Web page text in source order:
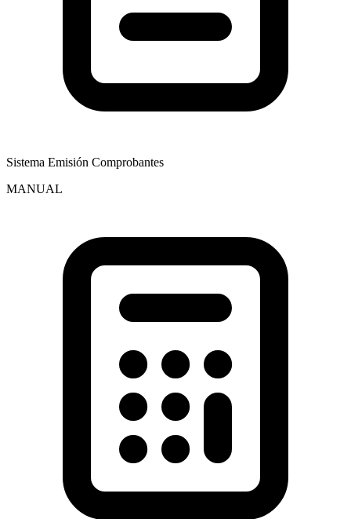
Sistema Emisión Comprobantes
MANUAL